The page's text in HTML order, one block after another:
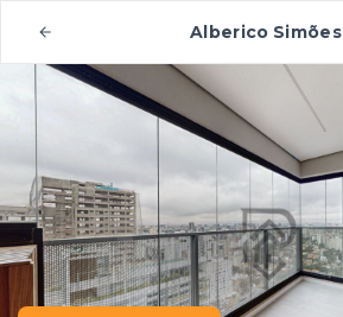
Alberico Simões